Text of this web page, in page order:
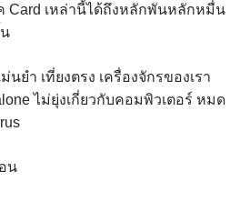
Card เหล่านี้ได้ถึงหลักพันหลักหมื่น
ยำ เที่ยงตรง เครื่องจักรของเรา
ไม่ยุ่งเกี่ยวกับคอมพิวเตอร์ หมด
น